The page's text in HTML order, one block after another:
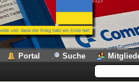
Portal Suche